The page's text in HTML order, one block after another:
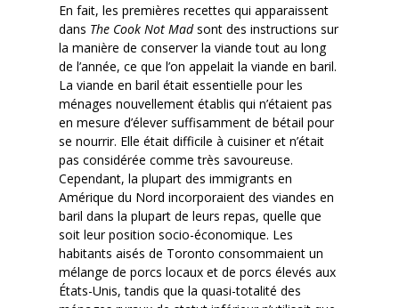
En fait, les premières recettes qui apparaissent
dans The Cook Not Madsont des instructions sur
la manière de conserver la viande tout au long
de l’année, ce que l’on appelait la viande en baril.
La viande en baril était essentielle pour les
ménages nouvellement établis qui n’étaient pas
en mesure d’élever suffisamment de bétail pour
se nourrir. Elle était difficile à cuisiner et n’était
pas considérée comme très savoureuse.
Cependant, la plupart des immigrants en
Amérique du Nord incorporaient des viandes en
baril dans la plupart de leurs repas, quelle que
soit leur position socio-économique. Les
habitants aisés de Toronto consommaient un
mélange de porcs locaux et de porcs élevés aux
États-Unis, tandis que la quasi-totalité des